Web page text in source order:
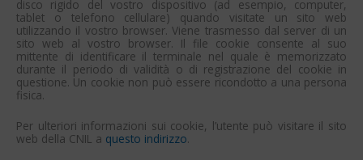
disco rigido del vostro dispositivo (ad esempio, computer,
tablet o telefono cellulare) quando visitate un sito web
utilizzando il vostro browser. Viene trasmesso dal server di un
sito web al vostro browser. Il file cookie consente al suo
mittente di identificare il terminale nel quale è memorizzato
durante il periodo di validità o di registrazione del cookie in
questione. Un cookie non può essere ricondotto a una persona
fisica.
Per ulteriori informazioni sui cookie, l’utente può visitare il sito
web della CNIL a questo indirizzo.